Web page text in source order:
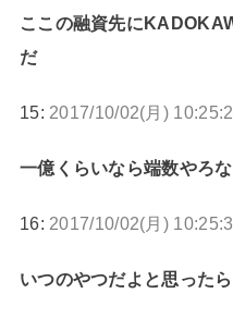
ここの融資先に
だ
15: 2017/10/02(月)
一億くらいなら端数やろ
16: 2017/10/02(月)
いつのやつだよと思った